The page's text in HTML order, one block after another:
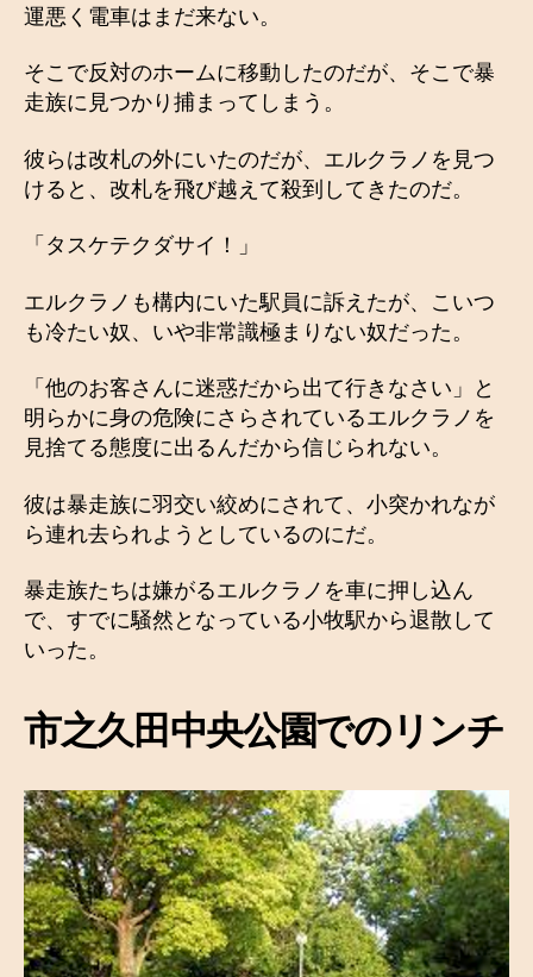
運悪く電車はまだ来ない。
そこで反対のホームに移動したのだが、そこで暴
走族に見つかり捕まってしまう。
彼らは改札の外にいたのだが、エルクラノを見つ
けると、改札を飛び越えて殺到してきたのだ。
「タスケテクダサイ！」
エルクラノも構内にいた駅員に訴えたが、こいつ
も冷たい奴、いや非常識極まりない奴だった。
「他のお客さんに迷惑だから出て行きなさい」と
明らかに身の危険にさらされているエルクラノを
見捨てる態度に出るんだから信じられない。
彼は暴走族に羽交い絞めにされて、小突かれなが
ら連れ去られようとしているのにだ。
暴走族たちは嫌がるエルクラノを車に押し込ん
で、すでに騒然となっている小牧駅から退散して
いった。
市之久田中央公園でのリンチ